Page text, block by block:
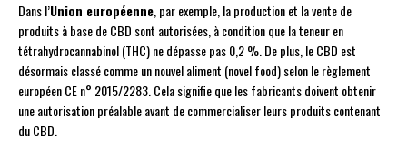
Dans l’Union européenne , par exemple, la production et la vente de
produits à base de CBD sont autorisées, à condition que la teneur en
tétrahydrocannabinol (THC) ne dépasse pas 0,2 %. De plus, le CBD est
désormais classé comme un nouvel aliment (novel food) selon le règlement
européen CE n° 2015/2283. Cela signifie que les fabricants doivent obtenir
une autorisation préalable avant de commercialiser leurs produits contenant
du CBD.